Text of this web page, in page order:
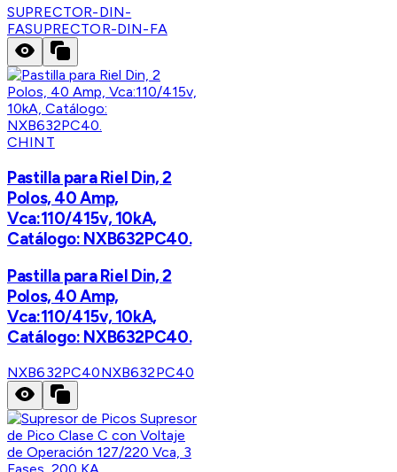
SUPRECTOR-DIN-
FASUPRECTOR-DIN-FA
CHINT
Pastilla para Riel Din, 2
Polos, 40 Amp,
Vca:110/415v, 10kA,
Catálogo: NXB632PC40.
Pastilla para Riel Din, 2
Polos, 40 Amp,
Vca:110/415v, 10kA,
Catálogo: NXB632PC40.
NXB632PC40NXB632PC40